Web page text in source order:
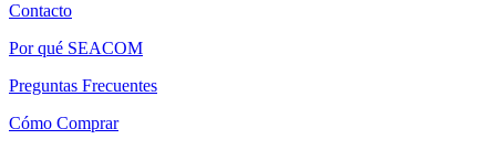
Contacto
Por qué SEACOM
Preguntas Frecuentes
Cómo Comprar